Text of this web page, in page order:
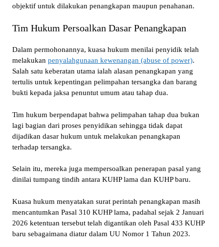
objektif untuk dilakukan penangkapan maupun penahanan.
Tim Hukum Persoalkan Dasar Penangkapan
Dalam permohonannya, kuasa hukum menilai penyidik telah
melakukan penyalahgunaan kewenangan (abuse of power).
Salah satu keberatan utama ialah alasan penangkapan yang
tertulis untuk kepentingan pelimpahan tersangka dan barang
bukti kepada jaksa penuntut umum atau tahap dua.
Tim hukum berpendapat bahwa pelimpahan tahap dua bukan
lagi bagian dari proses penyidikan sehingga tidak dapat
dijadikan dasar hukum untuk melakukan penangkapan
terhadap tersangka.
Selain itu, mereka juga mempersoalkan penerapan pasal yang
dinilai tumpang tindih antara KUHP lama dan KUHP baru.
Kuasa hukum menyatakan surat perintah penangkapan masih
mencantumkan Pasal 310 KUHP lama, padahal sejak 2 Januari
2026 ketentuan tersebut telah digantikan oleh Pasal 433 KUHP
baru sebagaimana diatur dalam UU Nomor 1 Tahun 2023.